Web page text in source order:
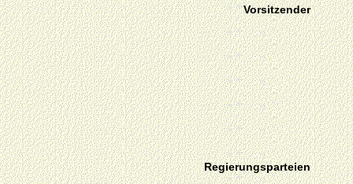
Vorsitzender
Regierungsparteien